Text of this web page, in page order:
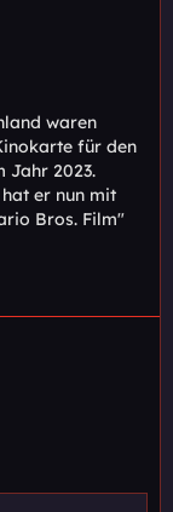
waren
für den
Jahr 2023.
er nun mit
Bros. Film"